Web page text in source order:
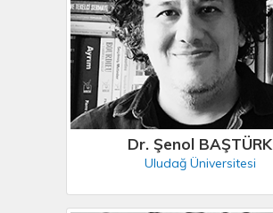
Dr. Şenol BAŞTÜRK
Uludağ Üniversitesi